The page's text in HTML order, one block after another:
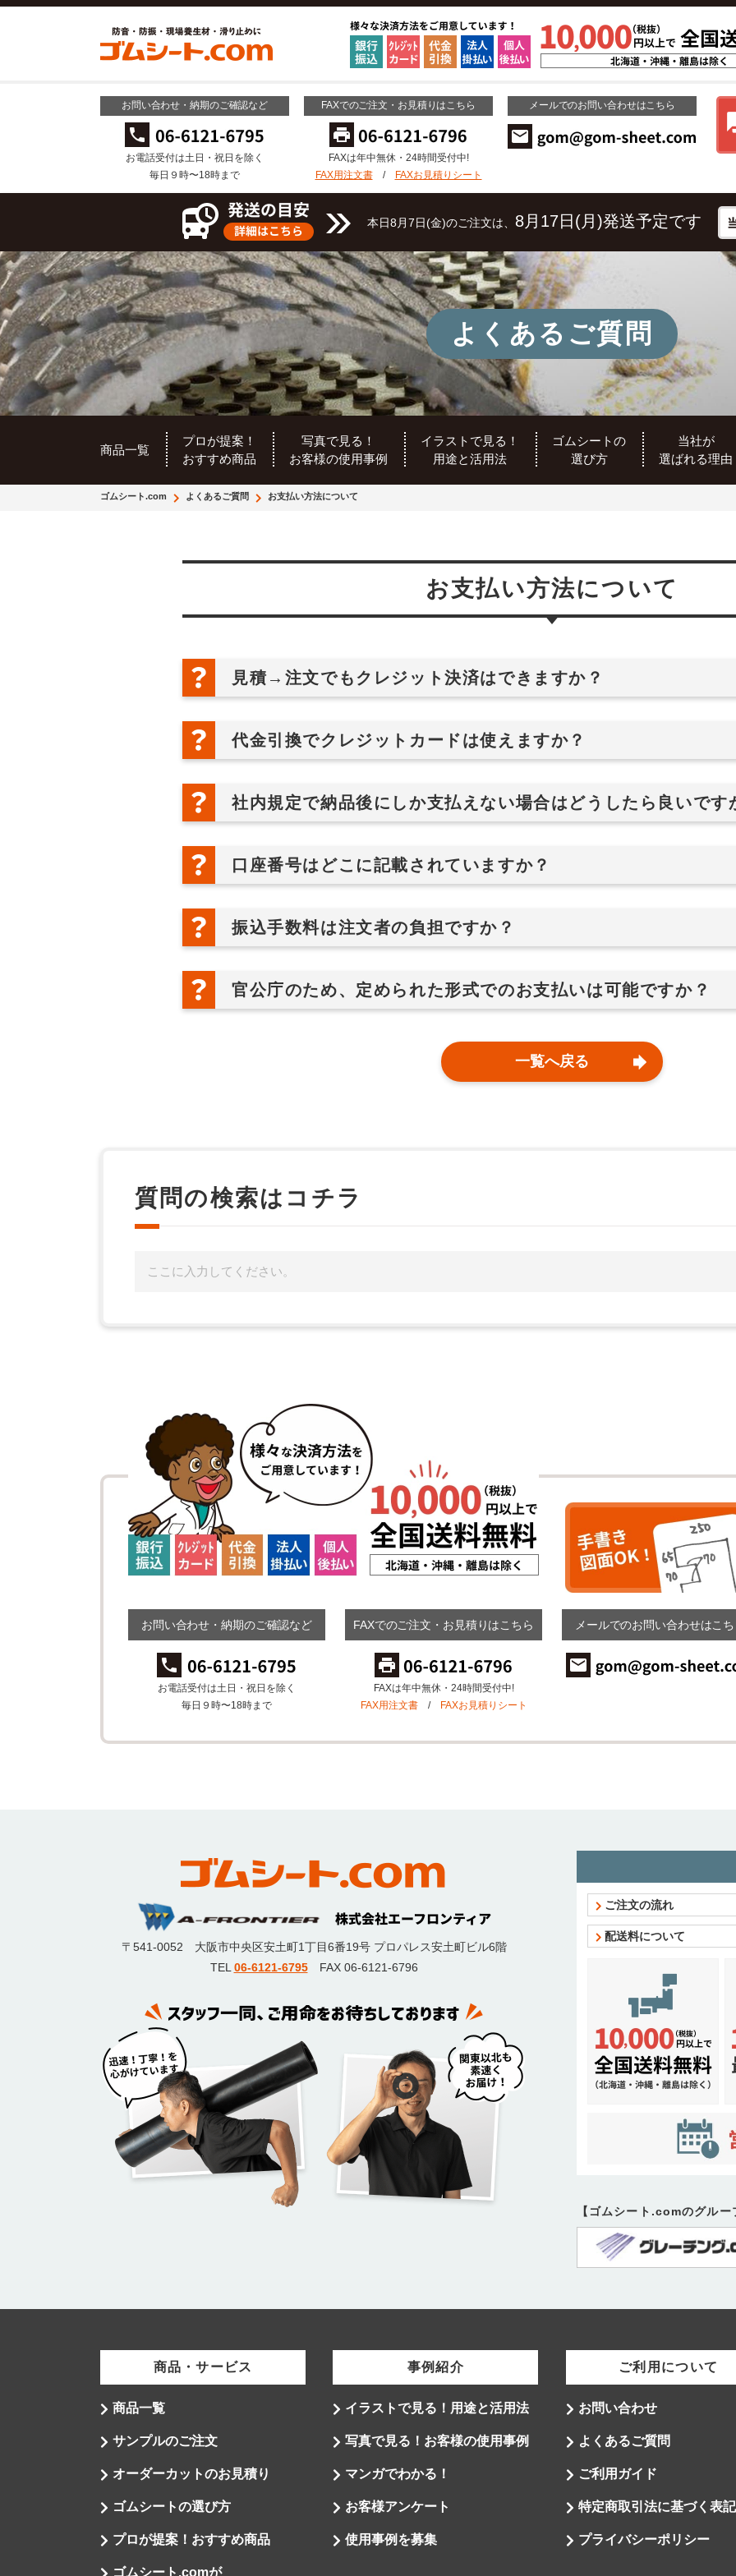
お問い合わせ・納期のご確認など
お電話受付は土日・祝日を除く
毎日９時〜18時まで
FAXでのご注文・お見積りはこちら
FAXは年中無休・24時間受付中!
FAX用注文書/ FAXお見積りシート
メールでのお問い合わせはこちら
本日8月7日(金)のご注文は、 8月17日(月)発送予定です
よくあるご質問
商品一覧
プロが提案！
おすすめ商品
写真で見る！
お客様の使用事例
イラストで見る！
用途と活用法
ゴムシートの
選び方
当社が
選ばれる理由
ゴムシート.com よくあるご質問 お支払い方法について
お支払い方法について
見積→注文でもクレジット決済はできますか？
代金引換でクレジットカードは使えますか？
社内規定で納品後にしか支払えない場合はどうしたら良いです
口座番号はどこに記載されていますか？
振込手数料は注文者の負担ですか？
官公庁のため、定められた形式でのお支払いは可能ですか？
一覧へ戻る
質問の検索はコチラ
お問い合わせ・納期のご確認など
お電話受付は土日・祝日を除く
毎日９時〜18時まで
FAXでのご注文・お見積りはこちら
FAXは年中無休・24時間受付中!
FAX用注文書/ FAXお見積りシート
メールでのお問い合わせはこ
〒541-0052 大阪市中央区安土町1丁目6番19号 プロパレス安土町ビル6階
TEL 06-6121-6795FAX 06-6121-6796
ご注文の流れ
配送料について
【ゴムシート.comのグルー
商品・サービス
商品一覧
サンプルのご注文
オーダーカットのお見積り
ゴムシートの選び方
プロが提案！おすすめ商品
ゴムシート.comが
事例紹介
イラストで見る！用途と活用法
写真で見る！お客様の使用事例
マンガでわかる！
お客様アンケート
使用事例を募集
ご利用について
お問い合わせ
よくあるご質問
ご利用ガイド
特定商取引法に基づく表記
プライバシーポリシー